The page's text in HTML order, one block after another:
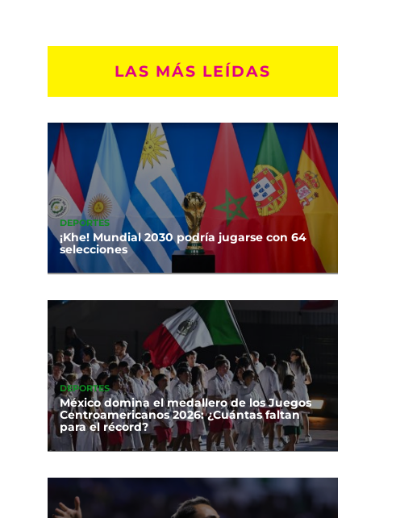
LAS MÁS LEÍDAS
DEPORTES
¡Khe! Mundial 2030 podría jugarse con 64
selecciones
DEPORTES
México domina el medallero de los Juegos
Centroamericanos 2026: ¿Cuántas faltan
para el récord?